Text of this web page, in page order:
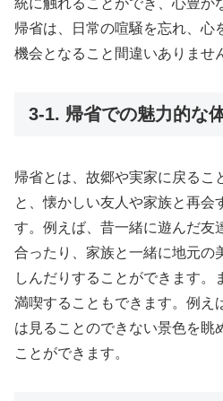
統に触れることができ、心豊か
帰省は、日常の喧騒を忘れ、心
機会となること間違いありませ
3-1. 帰省での魅力的な
帰省とは、故郷や実家に戻るこ
と、懐かしい友人や家族と再会
す。例えば、昔一緒に遊んだ友
合ったり、家族と一緒に地元の
しんだりすることができます。
満喫することもできます。例え
は見ることのできない景色を眺
ことができます。